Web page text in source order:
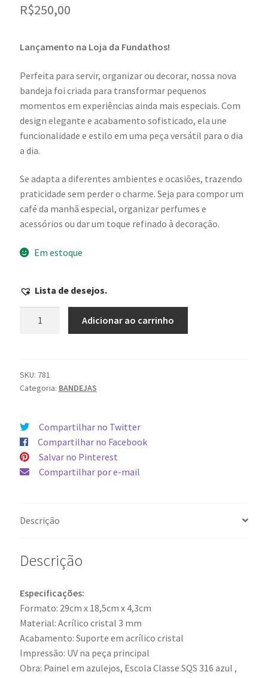
R$250,00
Lançamento na Loja da Fundathos!
Perfeita para servir, organizar ou decorar, nossa nova
bandeja foi criada para transformar pequenos
momentos em experiências ainda mais especiais. Com
design elegante e acabamento sofisticado, ela une
funcionalidade e estilo em uma peça versátil para o dia
a dia.
Se adapta a diferentes ambientes e ocasiões, trazendo
praticidade sem perder o charme. Seja para compor um
café da manhã especial, organizar perfumes e
acessórios ou dar um toque refinado à decoração.
Em estoque
Lista de desejos.
Sul
quantidade
Adicionar ao carrinho
SKU: 781
Categoria: BANDEJAS
Compartilhar no Twitter
Compartilhar no Facebook
Salvar no Pinterest
Compartilhar por e-mail
Descrição
Descrição
Especificações:
Formato: 29cm x 18,5cm x 4,3cm
Material: Acrílico cristal 3 mm
Acabamento: Suporte em acrílico cristal
Impressão: UV na peça principal
Obra: Painel em azulejos, Escola Classe SQS 316 azul ,